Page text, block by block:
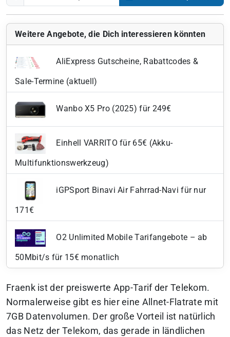
Weitere Angebote, die Dich interessieren könnten
AliExpress Gutscheine, Rabattcodes &
Sale-Termine (aktuell)
Wanbo X5 Pro (2025) für 249€
Einhell VARRITO für 65€ (Akku-
Multifunktionswerkzeug)
iGPSport Binavi Air Fahrrad-Navi für nur
171€
O2 Unlimited Mobile Tarifangebote – ab
50Mbit/s für 15€ monatlich
Fraenk ist der preiswerte App-Tarif der Telekom.
Normalerweise gibt es hier eine Allnet-Flatrate mit
7GB Datenvolumen. Der große Vorteil ist natürlich
das Netz der Telekom, das gerade in ländlichen